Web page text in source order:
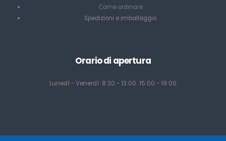
Come ordinare
Spedizioni e imballaggio
Orario di apertura
Lunedì - Venerdì: 8:30 - 13:00 15:00 - 19:00